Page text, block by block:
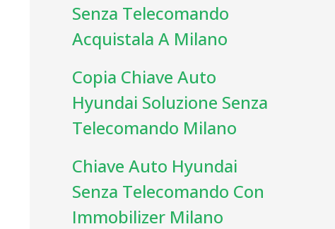
Senza Telecomando
Acquistala A Milano
Copia Chiave Auto
Hyundai Soluzione Senza
Telecomando Milano
Chiave Auto Hyundai
Senza Telecomando Con
Immobilizer Milano